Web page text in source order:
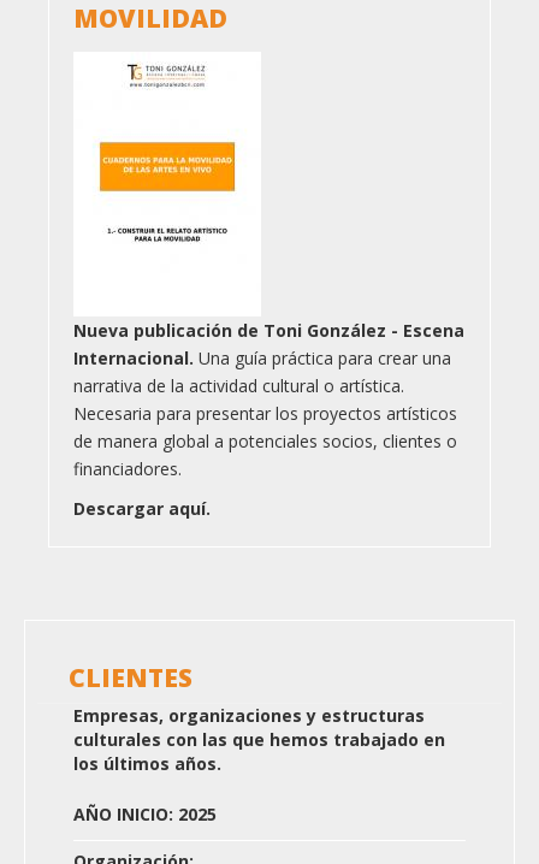
MOVILIDAD
Nueva publicación de Toni González - Escena
Internacional. Una guía práctica para crear una
narrativa de la actividad cultural o artística.
Necesaria para presentar los proyectos artísticos
de manera global a potenciales socios, clientes o
financiadores.
Descargar aquí.
CLIENTES
Empresas, organizaciones y estructuras
culturales con las que hemos trabajado en
los últimos años.
AÑO INICIO: 2025